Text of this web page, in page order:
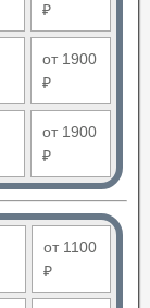
₽
от 1900
₽
от 1900
₽
от 1100
₽